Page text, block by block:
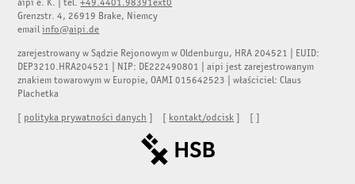
Grenzstr. 4, 26919 Brake, Niemcy
emailinfo@aipi.de
zarejestrowany w Sądzie Rejonowym w Oldenburgu, HRA 204521 | EUID:
DEP3210.HRA204521 | NIP: DE222490801 | aipi jest zarejestrowanym
znakiem towarowym w Europie, OAMI 015642523 | właściciel: Claus
Plachetka
[ polityka prywatności danych ] [ kontakt/odcisk] []